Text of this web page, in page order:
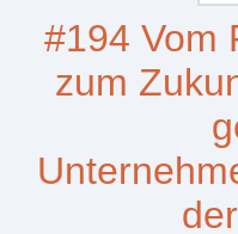
#194 Vom
zum